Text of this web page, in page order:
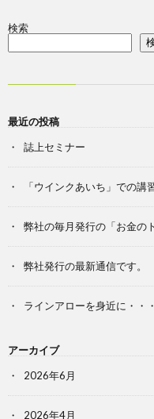
検索
最近の投稿
誌上セミナー
「ウインクあいち」での講
弊社の毎月発行の「お金の
弊社発行の最新通信です。
ラインアローを身近に・・・
アーカイブ
2026年6月
2026年4月